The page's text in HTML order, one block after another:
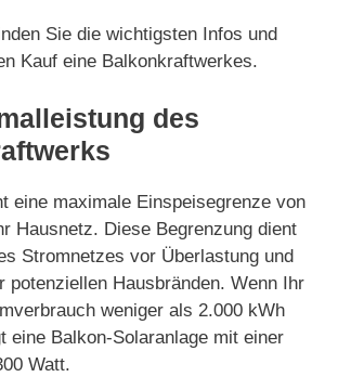
Sie die wichtigsten Infos und
Kauf eine Balkonkraftwerkes.
des
eine maximale Einspeisegrenze von
Hausnetz. Diese Begrenzung dient
Stromnetzes vor Überlastung und
potenziellen Hausbränden. Wenn Ihr
weniger als 2.000 kWh
eine Balkon-Solaranlage mit einer
Watt.